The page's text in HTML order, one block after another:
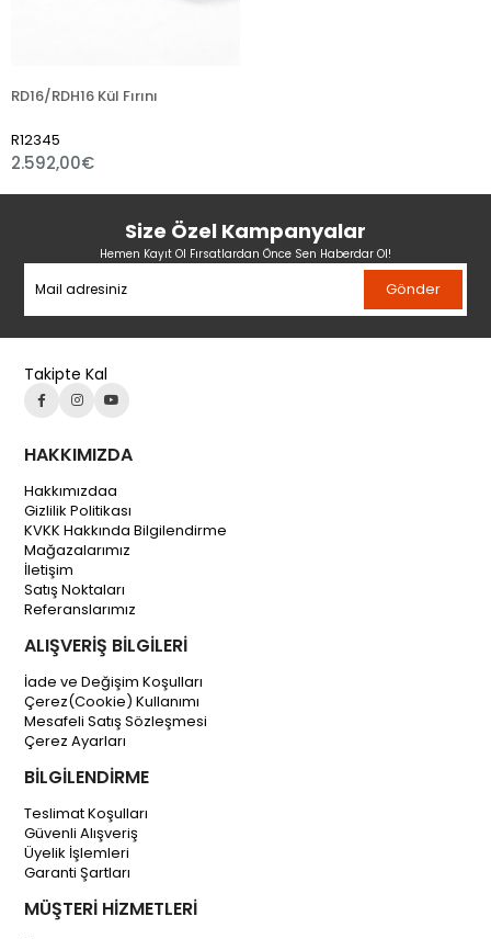
RD16/RDH16 Kül Fırını
R12345
2.592,00€
Size Özel Kampanyalar
Hemen Kayıt Ol Fırsatlardan Önce Sen Haberdar Ol!
Gönder
Takipte Kal
HAKKIMIZDA
Hakkımızdaa
Gizlilik Politikası
KVKK Hakkında Bilgilendirme
Mağazalarımız
İletişim
Satış Noktaları
Referanslarımız
ALIŞVERİŞ BİLGİLERİ
İade ve Değişim Koşulları
Çerez(Cookie) Kullanımı
Mesafeli Satış Sözleşmesi
Çerez Ayarları
BİLGİLENDİRME
Teslimat Koşulları
Güvenli Alışveriş
Üyelik İşlemleri
Garanti Şartları
MÜŞTERİ HİZMETLERİ